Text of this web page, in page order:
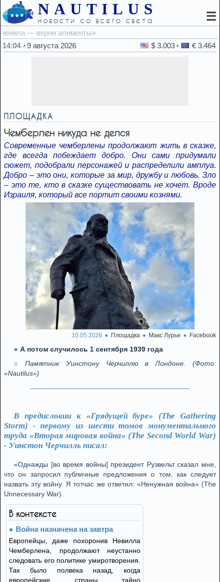
NAUTILUS
новости со всего света ☰
14:04
9 августа 2026 $ 3.003 € 3.464
ПЛОЩАДКА
Чемберлен никуда не делся
Современные чемберлены продолжают жить в сказке,
где всегда побеждает добро. Они сами придумали
сюжет, подобрали персонажей и распределили амплуа.
Добро – это они, которые за мир, дружбу и любовь. Зло
– это те, кто в сказке существовать не хочет. Вроде
Израиля, который все портит своими кознями.
10.05.2026 Площадка Макс Лурье Facebook
А потом случилось 1 сентября 1939 года
Памятник Уинстону Черчиллю в Лондоне. (Фото:
«Nautilus»)
В предисловии к «Грядущей буре» (The Gathering
Storm) - первому из шести томов монументального
труда «Вторая мировая война» (The Second World War)
- Уинстон Черчилль писал:
«Однажды [во время войны] президент Рузвельт сказал мне,
что он запросил публичные предложения о том, как следует
назвать эту войну. Я тотчас же ответил: «Ненужная война» (The
Unnecessary War).
В контексте
Война назначена на завтра
Европейцы, даже похоронив Невилла
Чемберлена, продолжают неустанно
следовать его политике умиротворения.
Так было полвека назад, когда
европейские страны тайно